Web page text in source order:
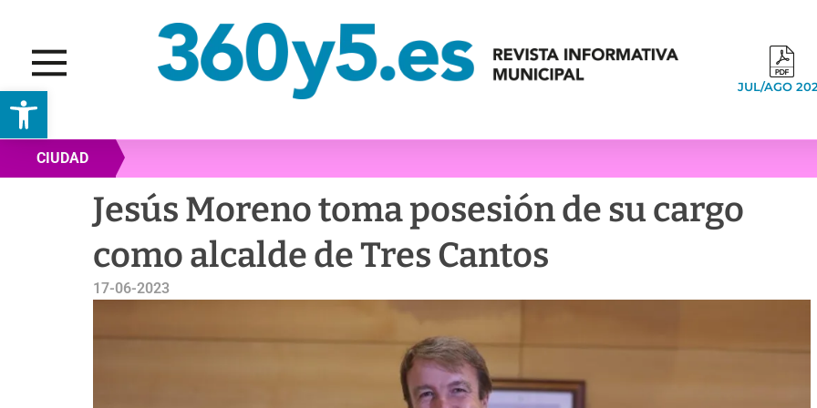
Abrir barra de herramientas JUL/AGO
CIUDAD
Jesús Moreno toma posesión de su cargo
como alcalde de Tres Cantos
17-06-2023